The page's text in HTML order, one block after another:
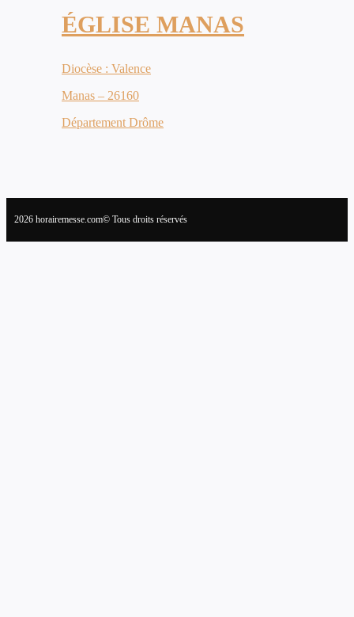
ÉGLISE MANAS
Diocèse : Valence
Manas – 26160
Département Drôme
2026 horairemesse.com© Tous droits réservés